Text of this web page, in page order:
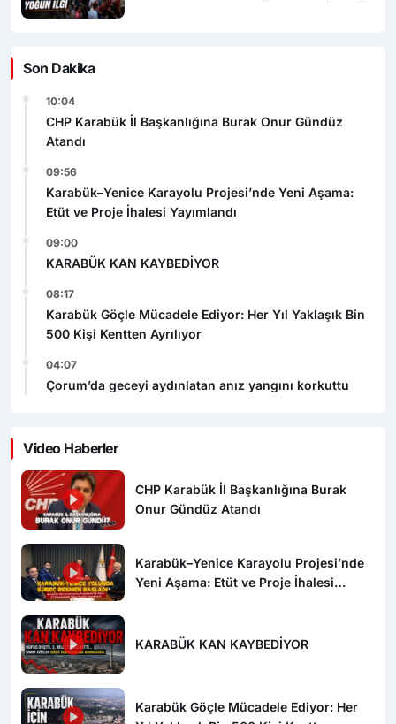
Son Dakika
10:04
CHP Karabük İl Başkanlığına Burak Onur Gündüz
Atandı
09:56
Karabük–Yenice Karayolu Projesi’nde Yeni Aşama:
Etüt ve Proje İhalesi Yayımlandı
09:00
KARABÜK KAN KAYBEDİYOR
08:17
Karabük Göçle Mücadele Ediyor: Her Yıl Yaklaşık Bin
500 Kişi Kentten Ayrılıyor
04:07
Çorum’da geceyi aydınlatan anız yangını korkuttu
Video Haberler
CHP Karabük İl Başkanlığına Burak
Onur Gündüz Atandı
Karabük–Yenice Karayolu Projesi’nde
Yeni Aşama: Etüt ve Proje İhalesi
KARABÜK KAN KAYBEDİYOR
Karabük Göçle Mücadele Ediyor: Her